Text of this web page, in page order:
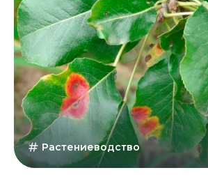
Растениеводство